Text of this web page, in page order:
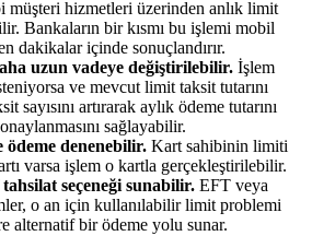
müşteri hizmetleri üzerinden anlık limit
Bankaların bir kısmı bu işlemi mobil
dakikalar içinde sonuçlandırır.
uzun vadeye değiştirilebilir. İşlem
ve mevcut limit taksit tutarını
sayısını artırarak aylık ödeme tutarını
sağlayabilir.
denenebilir. Kart sahibinin limiti
varsa işlem o kartla gerçekleştirilebilir.
seçeneği sunabilir. EFT veya
o an için kullanılabilir limit problemi
alternatif bir ödeme yolu sunar.